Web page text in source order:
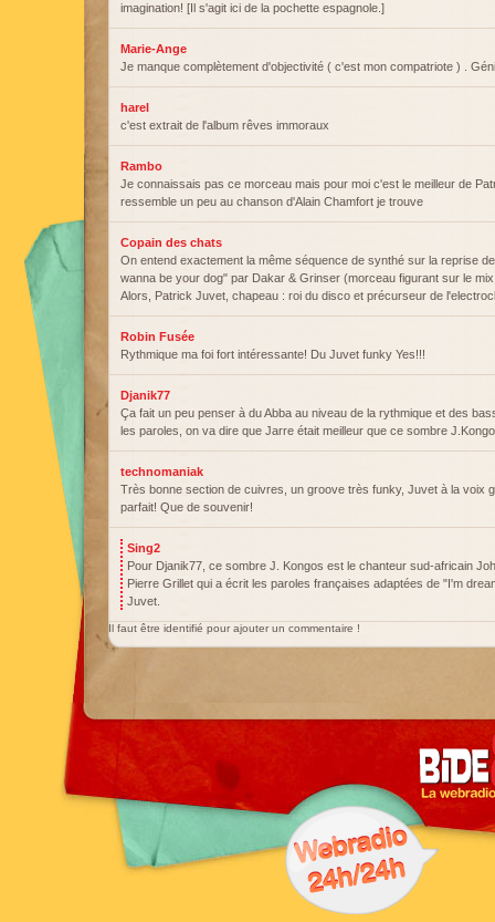
imagination! [Il s'agit ici de la pochette espagnole.]
Marie-Ange
Je manque complètement d'objectivité ( c'est mon compatriote ) .
harel
c'est extrait de l'album rêves immoraux
Rambo
Je connaissais pas ce morceau mais pour moi c'est le meilleur de
ressemble un peu au chanson d'Alain Chamfort je trouve
Copain des chats
On entend exactement la même séquence de synthé sur la reprise
wanna be your dog" par Dakar & Grinser (morceau figurant sur le
Alors, Patrick Juvet, chapeau : roi du disco et précurseur de
Robin Fusée
Rythmique ma foi fort intéressante! Du Juvet funky Yes!!!
Djanik77
Ça fait un peu penser à du Abba au niveau de la rythmique et des
les paroles, on va dire que Jarre était meilleur que ce sombre
technomaniak
Très bonne section de cuivres, un groove très funky, Juvet à la voix
parfait! Que de souvenir!
Sing2
Pour Djanik77, ce sombre J. Kongos est le chanteur sud-africain
Pierre Grillet qui a écrit les paroles françaises adaptées de "I'm
Juvet.
Il faut être identifié pour ajouter un commentaire !